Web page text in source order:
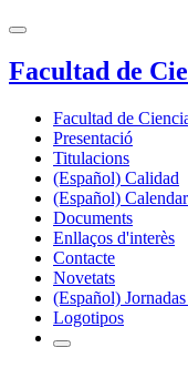
Facultad de
Facultad de
Presentació
Titulacions
(Español) Calidad
(Español)
Documents
Enllaços d'interès
Contacte
Novetats
(Español)
Logotipos